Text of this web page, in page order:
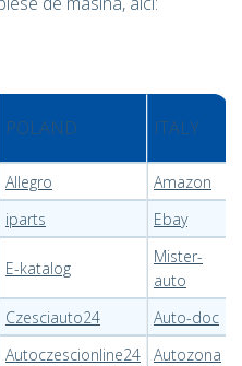
POLAND ITALY
Allegro
Amazon
iparts Ebay
E-katalog
Mister-
auto
Czesciauto24
Auto-doc
Autoczescionline24
Autozona